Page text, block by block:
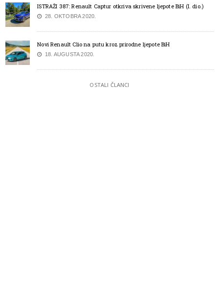
ISTRAŽI 387: Renault Captur otkriva skrivene ljepote BiH (I. dio.)
28. OKTOBRA 2020.
Novi Renault Clio na putu kroz prirodne ljepote BiH
18. AUGUSTA 2020.
OSTALI ČLANCI